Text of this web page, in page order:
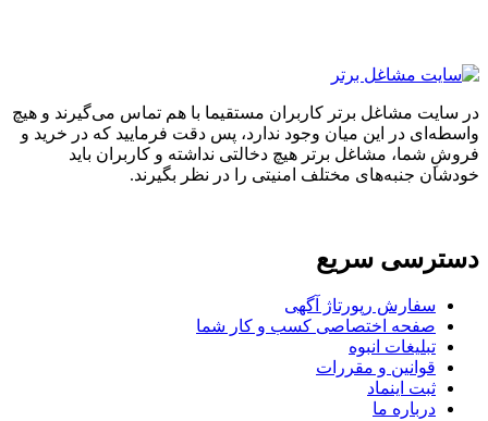
در سایت مشاغل برتر کاربران مستقیما با هم تماس می‌گیرند و هیچ
واسطه‌ای در این میان وجود ندارد، پس دقت فرمایید که در خرید و
فروشِ شما، مشاغل برتر هیچ دخالتی نداشته و کاربران باید
خودشان جنبه‌های مختلف امنیتی را در نظر بگیرند.
دسترسی سریع
سفارش رپورتاژ آگهی
صفحه اختصاصی کسب و کار شما
تبلیغات انبوه
قوانین و مقررات
ثبت اینماد
درباره ما